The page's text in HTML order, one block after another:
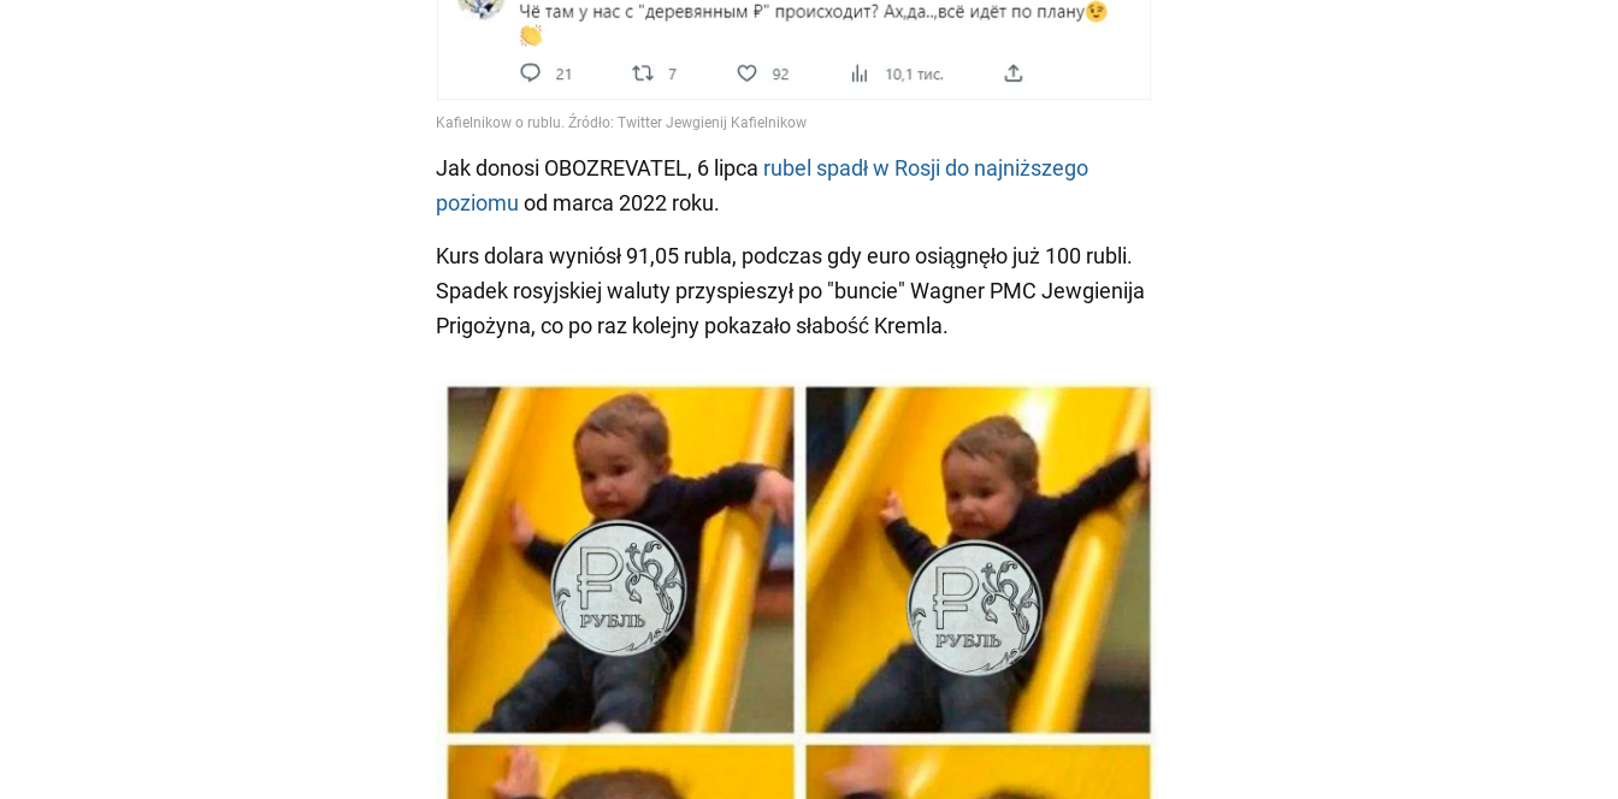
Jak donosi OBOZREVATEL, 6 lipca rubel spadł w Rosji do najniższego
poziomu od marca 2022 roku.
Kurs dolara wyniósł 91,05 rubla, podczas gdy euro osiągnęło już 100 rubli.
Spadek rosyjskiej waluty przyspieszył po "buncie" Wagner PMC Jewgienija
Prigożyna, co po raz kolejny pokazało słabość Kremla.